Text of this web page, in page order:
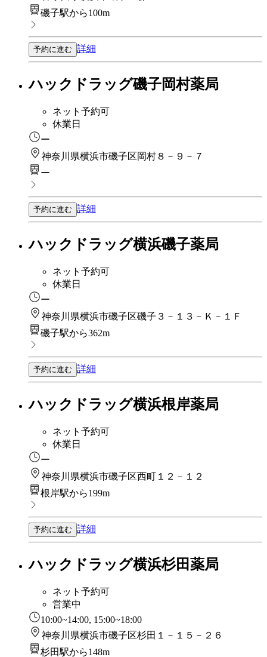
磯子駅から100m
予約に進む 詳細
ハックドラッグ磯子岡村薬局
ネット予約可
休業日
ー
神奈川県横浜市磯子区岡村８－９－７
ー
予約に進む 詳細
ハックドラッグ横浜磯子薬局
ネット予約可
休業日
ー
神奈川県横浜市磯子区磯子３－１３－Ｋ－１Ｆ
磯子駅から362m
予約に進む 詳細
ハックドラッグ横浜根岸薬局
ネット予約可
休業日
ー
神奈川県横浜市磯子区西町１２－１２
根岸駅から199m
予約に進む 詳細
ハックドラッグ横浜杉田薬局
ネット予約可
営業中
10:00~14:00, 15:00~18:00
神奈川県横浜市磯子区杉田１－１５－２６
杉田駅から148m